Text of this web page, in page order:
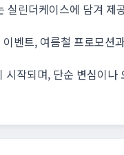
실린더케이스에 담겨
벤트, 여름철 프로모
작되며, 단순 변심이